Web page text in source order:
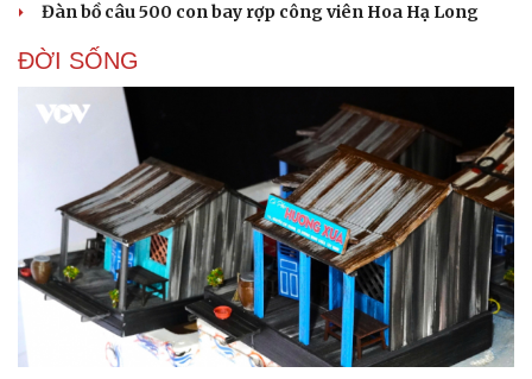
Đàn bồ câu 500 con bay rợp công viên Hoa Hạ Long
ĐỜI SỐNG